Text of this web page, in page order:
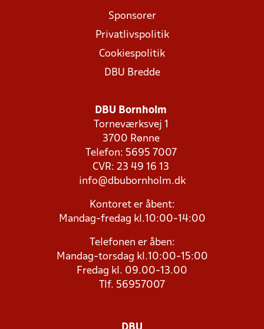
Sponsorer
Privatlivspolitik
Cookiespolitik
DBU Bredde
DBU Bornholm
Torneværksvej 1
3700 Rønne
Telefon: 5695 7007
CVR: 23 49 16 13
info@dbubornholm.dk
Kontoret er åbent:
Mandag-fredag kl.10:00-14:00
Telefonen er åben:
Mandag-torsdag kl.10:00-15:00
Fredag kl. 09.00-13.00
Tlf. 56957007